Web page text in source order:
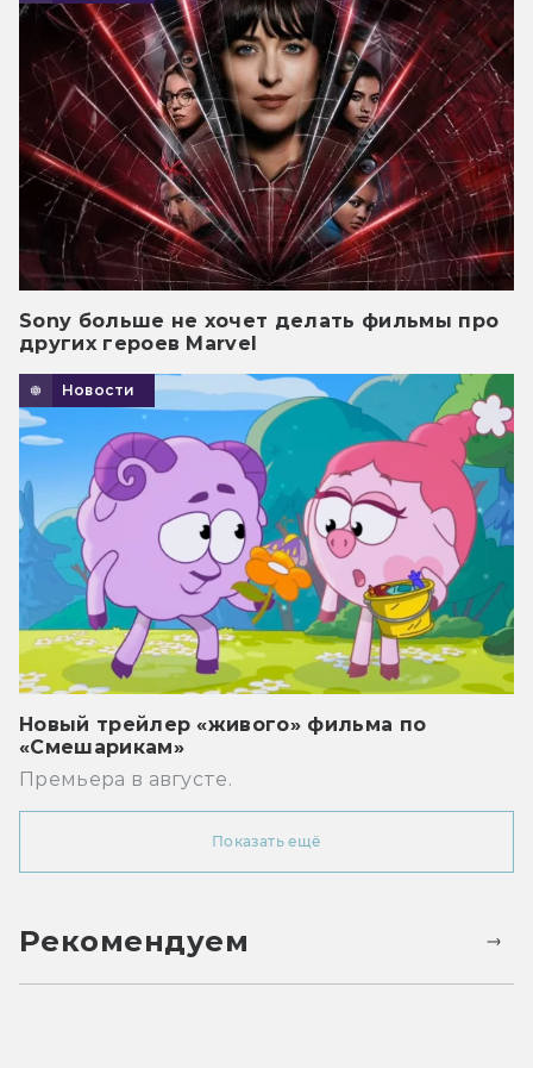
Sony больше не хочет делать фильмы про
других героев Marvel
Новости
Новый трейлер «живого» фильма по
«Смешарикам»
Премьера в августе.
Показать ещё
Рекомендуем